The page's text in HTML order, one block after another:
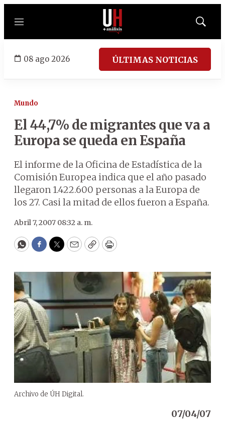
Menú
Mostrar
08 ago 2026 ÚLTIMAS NOTICIAS
Mundo
El 44,7% de migrantes que va a
Europa se queda en España
El informe de la Oficina de Estadística de la
Comisión Europea indica que el año pasado
llegaron 1.422.600 personas a la Europa de
los 27. Casi la mitad de ellos fueron a España.
Abril 7, 2007 08:32 a. m.
WhatsApp
Facebook
Twitter
EmailCopyPrint
Archivo de ÚH Digital.
07/04/07